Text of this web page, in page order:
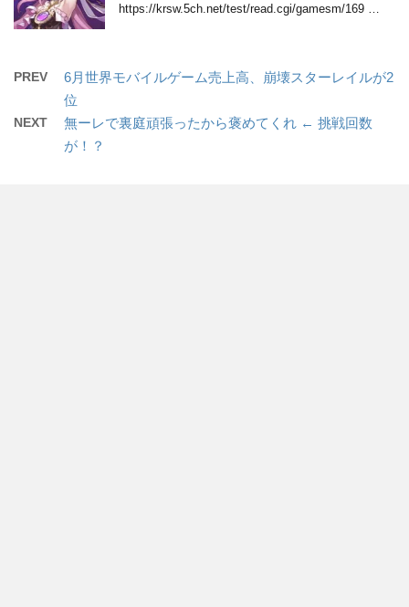
https://krsw.5ch.net/test/read.cgi/gamesm/169 …
PREV
6月世界モバイルゲーム売上高、崩壊スターレイルが2
位
NEXT
無ーレで裏庭頑張ったから褒めてくれ ← 挑戦回数
が！？